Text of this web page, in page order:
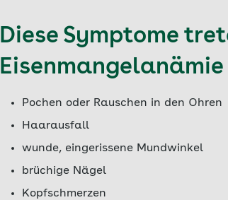
Diese Symptome
Pochen oder Rauschen in den Ohren
Haarausfall
wunde, eingerissene Mundwinkel
brüchige Nägel
Kopfschmerzen